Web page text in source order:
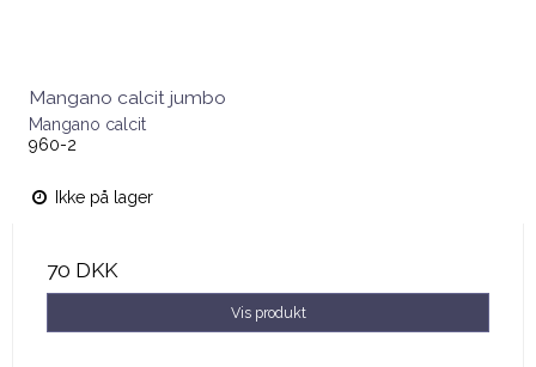
Mangano calcit jumbo
Mangano calcit
960-2
Ikke på lager
70 DKK
Vis produkt